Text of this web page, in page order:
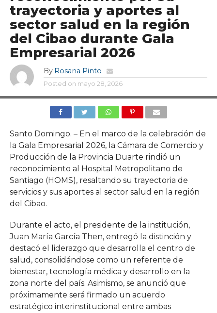
trayectoria y aportes al
sector salud en la región
del Cibao durante Gala
Empresarial 2026
By Rosana Pinto
Posted on mayo 28, 2026
Santo Domingo. – En el marco de la celebración de
la Gala Empresarial 2026, la Cámara de Comercio y
Producción de la Provincia Duarte rindió un
reconocimiento al Hospital Metropolitano de
Santiago (HOMS), resaltando su trayectoria de
servicios y sus aportes al sector salud en la región
del Cibao.
Durante el acto, el presidente de la institución,
Juan María García Then, entregó la distinción y
destacó el liderazgo que desarrolla el centro de
salud, consolidándose como un referente de
bienestar, tecnología médica y desarrollo en la
zona norte del país. Asimismo, se anunció que
próximamente será firmado un acuerdo
estratégico interinstitucional entre ambas